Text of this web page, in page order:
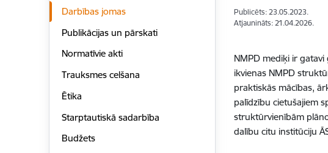
Darbības jomas
Publikācijas un pārskati
Normatīvie akti
Trauksmes celšana
Ētika
Starptautiskā sadarbība
Budžets
Publicēts: 23.05.2023.
Atjaunināts: 21.04.2026.
NMPD mediķi ir
ikvienas NMPD
praktiskās mācības,
palīdzību cietušajiem
struktūrvienībām
dalību citu institūciju